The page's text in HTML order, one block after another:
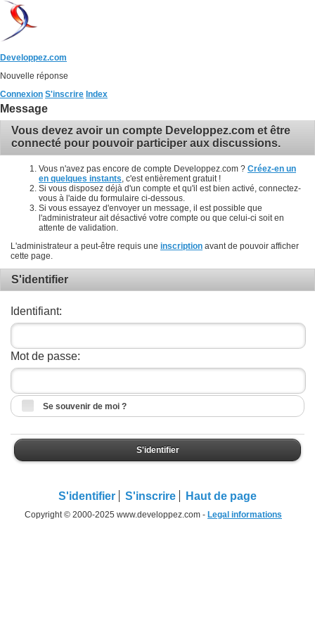
Developpez.com
Nouvelle réponse
Connexion S'inscrire Index
Message
Vous devez avoir un compte Developpez.com et être
connecté pour pouvoir participer aux discussions.
Vous n'avez pas encore de compte Developpez.com ? Créez-en un
en quelques instants , c'est entièrement gratuit !
Si vous disposez déjà d'un compte et qu'il est bien activé, connectez-
vous à l'aide du formulaire ci-dessous.
Si vous essayez d'envoyer un message, il est possible que
l'administrateur ait désactivé votre compte ou que celui-ci soit en
attente de validation.
L'administrateur a peut-être requis une inscription avant de pouvoir afficher
cette page.
S'identifier
Identifiant:
Mot de passe:
Se souvenir de moi ?
S'identifier
S'identifier S'inscrire Haut de page
Copyright © 2000-2025 www.developpez.com - Legal informations